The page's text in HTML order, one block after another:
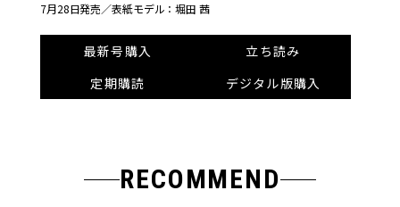
7月28日発売／表紙モデル：堀田 茜
最新号購入
立ち読み
定期購読
デジタル版購入
RECOMMEND